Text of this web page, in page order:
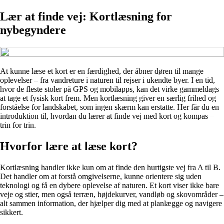
Lær at finde vej: Kortlæsning for
nybegyndere
At kunne læse et kort er en færdighed, der åbner døren til mange
oplevelser – fra vandreture i naturen til rejser i ukendte byer. I en tid,
hvor de fleste stoler på GPS og mobilapps, kan det virke gammeldags
at tage et fysisk kort frem. Men kortlæsning giver en særlig frihed og
forståelse for landskabet, som ingen skærm kan erstatte. Her får du en
introduktion til, hvordan du lærer at finde vej med kort og kompas –
trin for trin.
Hvorfor lære at læse kort?
Kortlæsning handler ikke kun om at finde den hurtigste vej fra A til B.
Det handler om at forstå omgivelserne, kunne orientere sig uden
teknologi og få en dybere oplevelse af naturen. Et kort viser ikke bare
veje og stier, men også terræn, højdekurver, vandløb og skovområder –
alt sammen information, der hjælper dig med at planlægge og navigere
sikkert.